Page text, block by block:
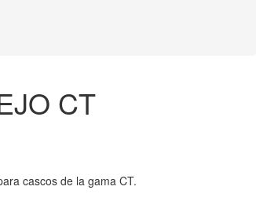
CT
cascos de la gama CT.